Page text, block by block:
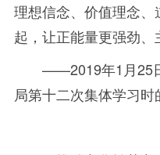
理想信念、价值理念
起，让正能量更强劲、
——2019年1 月25
局第十二次集体学习时